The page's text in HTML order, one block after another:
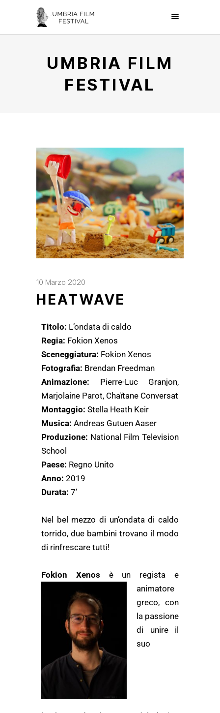
UMBRIA FILM
FESTIVAL
10 Marzo 2020
HEATWAVE
Titolo: L’ondata di caldo
Regia: Fokion Xenos
Sceneggiatura: Fokion Xenos
Fotografia: Brendan Freedman
Animazione: Pierre-Luc Granjon,
Marjolaine Parot, Chaïtane Conversat
Montaggio: Stella Heath Keir
Musica: Andreas Gutuen Aaser
Produzione: National Film Television
School
Paese: Regno Unito
Anno: 2019
Durata: 7’
Nel bel mezzo di un’ondata di caldo
torrido, due bambini trovano il modo
di rinfrescare tutti!
Fokion Xenos è un regista e
animatore
greco, con
la passione
di unire il
suo